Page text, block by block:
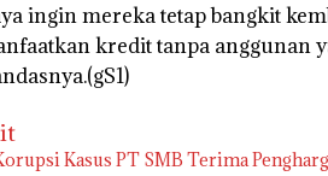
ingin mereka tetap bangkit
kredit tanpa anggunan
Kasus PT SMB Terima